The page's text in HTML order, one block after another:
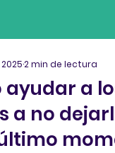
ayudar a
a no
2 min de lectura